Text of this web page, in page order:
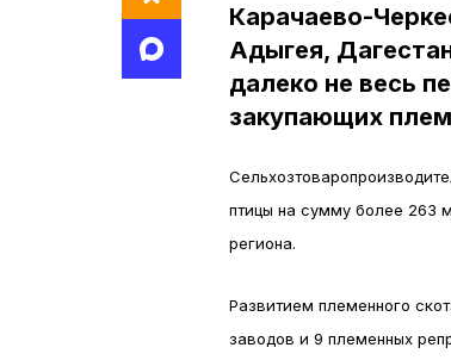
Карачаево-
Адыгея,
далеко не весь
закупающих
птицы на сумму более 263
региона.
Развитием племенного
заводов и 9 племенных